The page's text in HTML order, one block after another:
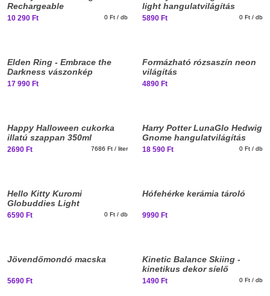
Rechargeable
hangulatvilágítás
10 290 Ft 0 Ft / db
light hangulatvilágítás
5890 Ft 0 Ft / db
Elden Ring - Embrace the
Darkness vászonkép
17 990 Ft
Formázható rózsaszín neon
világítás
4890 Ft
Happy Halloween cukorka
illatú szappan 350ml
2690 Ft 7686 Ft / liter
New
stuff
Harry Potter LunaGlo Hedwig
Gnome hangulatvilágítás
18 590 Ft 0 Ft / db
Hello Kitty Kuromi
Globuddies Light
hangulatvilágítás
6590 Ft 0 Ft / db
Hófehérke kerámia tároló
9990 Ft
Jövendőmondó macska
5690 Ft
Kinetic Balance Skiing -
kinetikus dekor síelő
1490 Ft 0 Ft / db